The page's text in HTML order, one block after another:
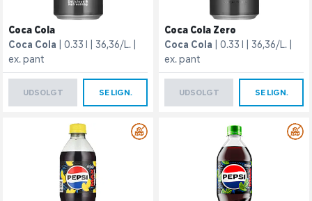
Coca Cola
Coca Cola
0.33 l
36,36/L.
ex. pant
UDSOLGT SE LIGN.
Coca Cola Zero
Coca Cola
0.33 l
36,36/L.
ex. pant
UDSOLGT SE LIGN.